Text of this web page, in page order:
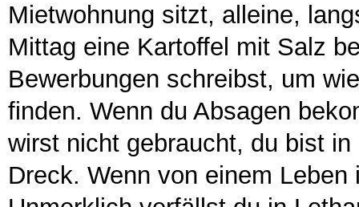
Mietwohnung sitzt, alleine,
Mittag eine Kartoffel mit Salz
Bewerbungen schreibst, um
finden. Wenn du Absagen
wirst nicht gebraucht, du bist
Dreck. Wenn von einem